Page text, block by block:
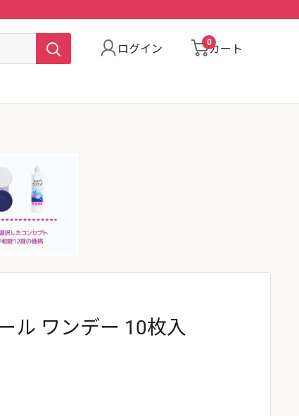
ログイン 0カート
ル ワンデー 10枚入